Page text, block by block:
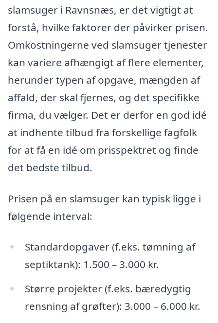
slamsuger i Ravnsnæs, er det vigtigt at
forstå, hvilke faktorer der påvirker prisen.
Omkostningerne ved slamsuger tjenester
kan variere afhængigt af flere elementer,
herunder typen af opgave, mængden af
affald, der skal fjernes, og det specifikke
firma, du vælger. Det er derfor en god idé
at indhente tilbud fra forskellige fagfolk
for at få en idé om prisspektret og finde
det bedste tilbud.
Prisen på en slamsuger kan typisk ligge i
følgende interval:
Standardopgaver (f.eks. tømning af
septiktank): 1.500 – 3.000 kr.
Større projekter (f.eks. bæredygtig
rensning af grøfter): 3.000 – 6.000 kr.